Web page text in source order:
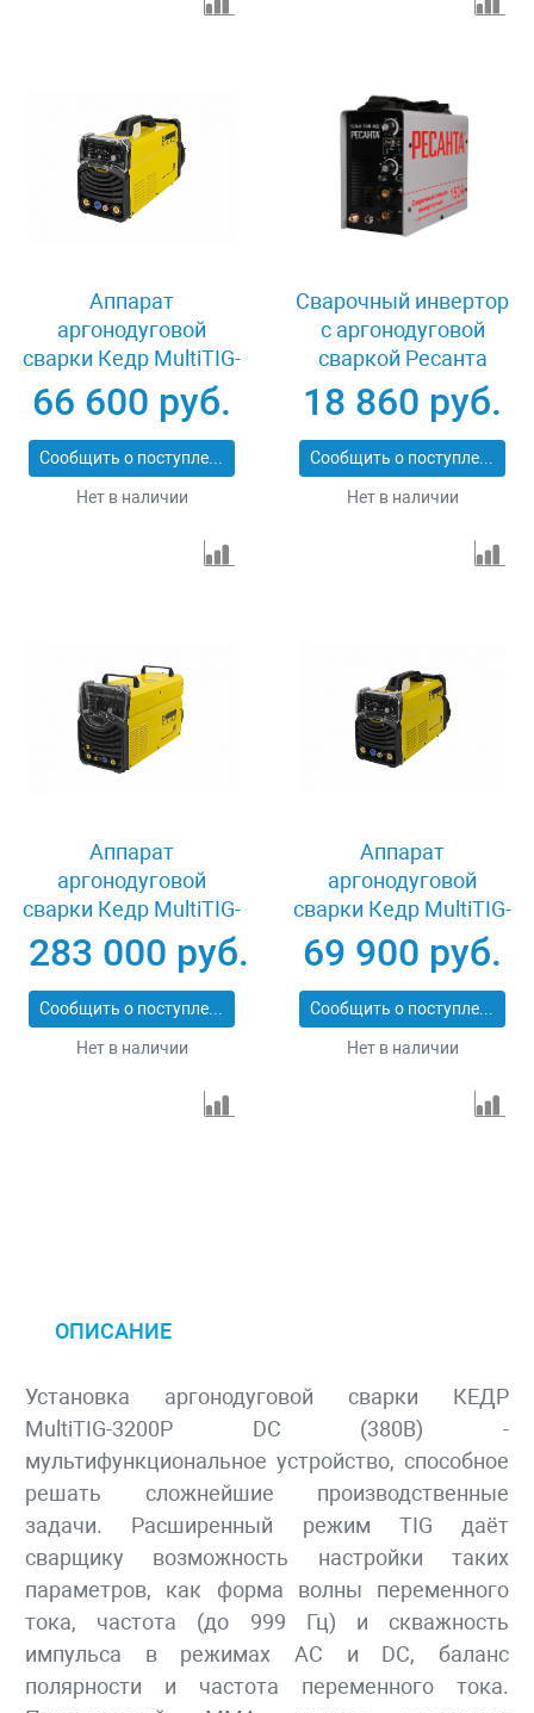
Аппарат
аргонодуговой
сварки Кедр MultiTIG-
2500P-1 DC 8009675
66 600 руб.
Сообщить о поступлении
Нет в наличии
Сварочный инвертор
с аргонодуговой
сваркой Ресанта
САИ-150 АД
18 860 руб.
Сообщить о поступлении
Нет в наличии
Аппарат
аргонодуговой
сварки Кедр MultiTIG-
5000P AC/DC
8012352
283 000 руб.
Сообщить о поступлении
Нет в наличии
Аппарат
аргонодуговой
сварки Кедр MultiTIG-
2500P-3 DC 8008477
69 900 руб.
Сообщить о поступлении
Нет в наличии
ОПИСАНИЕ
Установка аргонодуговой сварки КЕДР
MultiTIG-3200P DC (380В) -
мультифункциональное уст­ройство, способное
решать сложнейшие производственные
задачи. Расширенный режим TIG даёт
сварщику возможность настройки таких
параметров, как форма волны переменного
тока, частота (до 999 Гц) и скваж­ность
импульса в режимах АС и DC, баланс
полярности и частота переменного тока.